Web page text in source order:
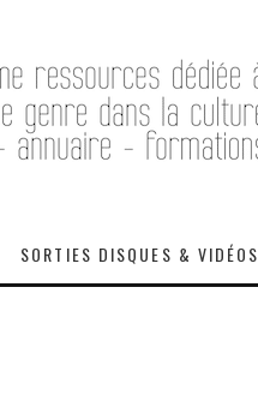
SORTIES DISQUES & VIDÉOS